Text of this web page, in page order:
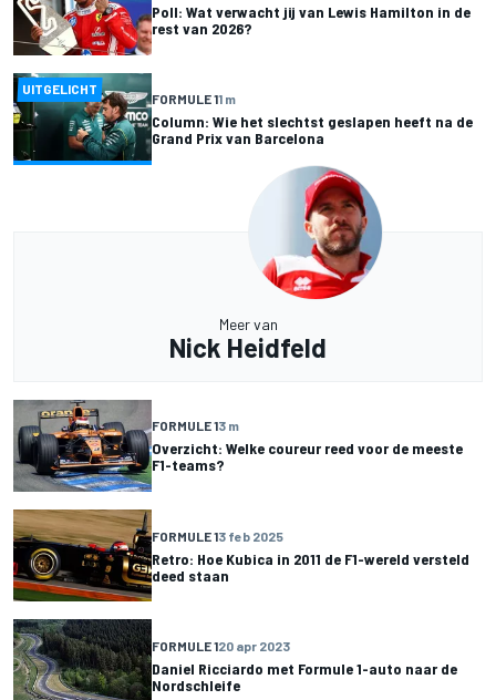
Poll: Wat verwacht jij van Lewis Hamilton in de
rest van 2026?
UITGELICHT
FORMULE 11 m
Column: Wie het slechtst geslapen heeft na de
Grand Prix van Barcelona
Meer van
Nick Heidfeld
FORMULE 13 m
Overzicht: Welke coureur reed voor de meeste
F1-teams?
FORMULE 13 feb 2025
Retro: Hoe Kubica in 2011 de F1-wereld versteld
deed staan
FORMULE 120 apr 2023
Daniel Ricciardo met Formule 1-auto naar de
Nordschleife